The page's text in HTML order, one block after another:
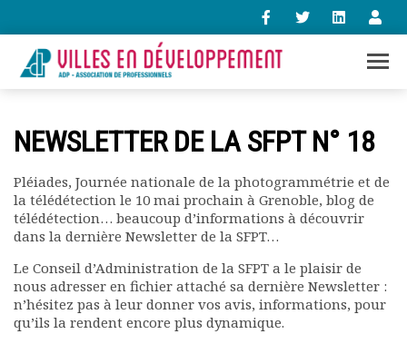
contact@villes-developpement.org
Accueil
L’association
Qui sommes-nous ?
Présentation vidéo
Le bureau
Statuts de l’association
Vie de l’association
NEWSLETTER DE LA SFPT N° 18
Pléiades, Journée nationale de la photogrammétrie et de
la télédétection le 10 mai prochain à Grenoble, blog de
télédétection… beaucoup d’informations à découvrir
dans la dernière Newsletter de la SFPT…
Le Conseil d’Administration de la SFPT a le plaisir de
nous adresser en fichier attaché sa dernière Newsletter :
n’hésitez pas à leur donner vos avis, informations, pour
qu’ils la rendent encore plus dynamique.